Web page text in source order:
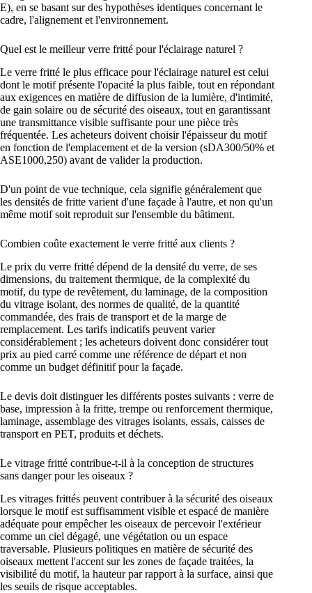
E), en se basant sur des hypothèses identiques concernant le
cadre, l'alignement et l'environnement.
Quel est le meilleur verre fritté pour l'éclairage naturel ?
Le verre fritté le plus efficace pour l'éclairage naturel est celui
dont le motif présente l'opacité la plus faible, tout en répondant
aux exigences en matière de diffusion de la lumière, d'intimité,
de gain solaire ou de sécurité des oiseaux, tout en garantissant
une transmittance visible suffisante pour une pièce très
fréquentée. Les acheteurs doivent choisir l'épaisseur du motif
en fonction de l'emplacement et de la version (sDA300/50% et
ASE1000,250) avant de valider la production.
D'un point de vue technique, cela signifie généralement que
les densités de fritte varient d'une façade à l'autre, et non qu'un
même motif soit reproduit sur l'ensemble du bâtiment.
Combien coûte exactement le verre fritté aux clients ?
Le prix du verre fritté dépend de la densité du verre, de ses
dimensions, du traitement thermique, de la complexité du
motif, du type de revêtement, du laminage, de la composition
du vitrage isolant, des normes de qualité, de la quantité
commandée, des frais de transport et de la marge de
remplacement. Les tarifs indicatifs peuvent varier
considérablement ; les acheteurs doivent donc considérer tout
prix au pied carré comme une référence de départ et non
comme un budget définitif pour la façade.
Le devis doit distinguer les différents postes suivants : verre de
base, impression à la fritte, trempe ou renforcement thermique,
laminage, assemblage des vitrages isolants, essais, caisses de
transport en PET, produits et déchets.
Le vitrage fritté contribue-t-il à la conception de structures
sans danger pour les oiseaux ?
Les vitrages frittés peuvent contribuer à la sécurité des oiseaux
lorsque le motif est suffisamment visible et espacé de manière
adéquate pour empêcher les oiseaux de percevoir l'extérieur
comme un ciel dégagé, une végétation ou un espace
traversable. Plusieurs politiques en matière de sécurité des
oiseaux mettent l'accent sur les zones de façade traitées, la
visibilité du motif, la hauteur par rapport à la surface, ainsi que
les seuils de risque acceptables.